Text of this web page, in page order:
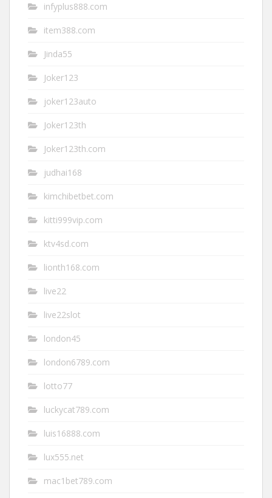
infyplus888.com
item388.com
Jinda55
Joker123
joker123auto
Joker123th
Joker123th.com
judhai168
kimchibetbet.com
kitti999vip.com
ktv4sd.com
lionth168.com
live22
live22slot
london45
london6789.com
lotto77
luckycat789.com
luis16888.com
lux555.net
mac1bet789.com